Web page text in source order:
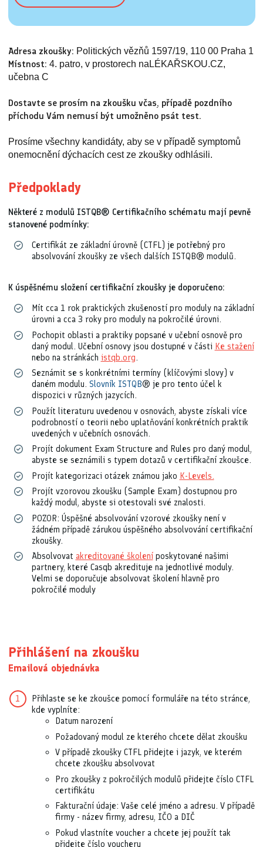
Adresa zkoušky: Politických vězňů 1597/19, 110 00 Praha 1
Místnost: 4. patro, v prostorech naLÉKAŘSKOU.CZ,
učebna C
Dostavte se prosím na zkoušku včas, případě pozdního
příchodu Vám nemusí být umožněno psát test.
Prosíme všechny kandidáty, aby se v případě symptomů
onemocnění dýchacích cest ze zkoušky odhlásili.
Předpoklady
Některé z modulů ISTQB® Certifikačního schématu mají pevně
stanovené podmínky:
Certifikát ze základní úrovně (CTFL) je potřebný pro
absolvování zkoušky ze všech dalších ISTQB® modulů.
K úspěšnému složení certifikační zkoušky je doporučeno:
Mít cca 1 rok praktických zkušeností pro moduly na základní
úrovni a cca 3 roky pro moduly na pokročilé úrovni.
Pochopit oblasti a praktiky popsané v učební osnově pro
daný modul. Učební osnovy jsou dostupné v části Ke stažení
nebo na stránkách istqb.org.
Seznámit se s konkrétními termíny (klíčovými slovy) v
daném modulu. Slovník ISTQB® je pro tento účel k
dispozici v různých jazycích.
Použít literaturu uvedenou v osnovách, abyste získali více
podrobností o teorii nebo uplatňování konkrétních praktik
uvedených v učebních osnovách.
Projít dokument Exam Structure and Rules pro daný modul,
abyste se seznámili s typem dotazů v certifikační zkoušce.
Projít kategorizaci otázek známou jako K-Levels.
Projít vzorovou zkoušku (Sample Exam) dostupnou pro
každý modul, abyste si otestovali své znalosti.
POZOR: Úspěšné absolvování vzorové zkoušky není v
žádném případě zárukou úspěšného absolvování certifikační
zkoušky.
Absolvovat akreditované školeníposkytované našimi
partnery, které Casqb akredituje na jednotlivé moduly.
Velmi se doporučuje absolvovat školení hlavně pro
pokročilé moduly
Přihlášení na zkoušku
Emailová objednávka
Přihlaste se ke zkoušce pomocí formuláře na této stránce,
kde vyplníte:
Datum narození
Požadovaný modul ze kterého chcete dělat zkoušku
V případě zkoušky CTFL přidejte i jazyk, ve kterém
chcete zkoušku absolvovat
Pro zkoušky z pokročilých modulů přidejte číslo CTFL
certifikátu
Fakturační údaje: Vaše celé jméno a adresu. V případě
firmy - název firmy, adresu, IČO a DIČ
Pokud vlastníte voucher a chcete jej použít tak
přidejte číslo voucheru